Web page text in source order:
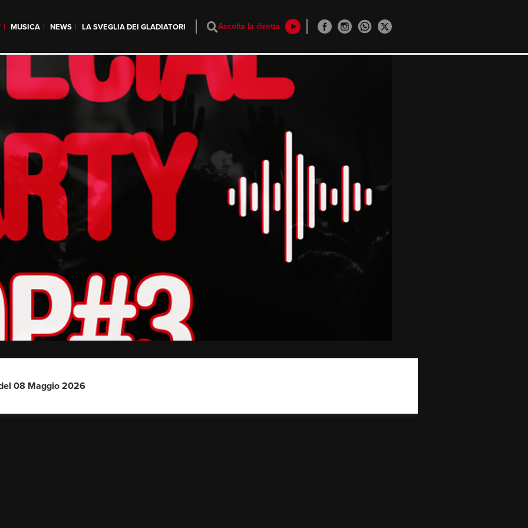
MUSICA NEWS LA SVEGLIA DEI GLADIATORI Ascolta la diretta
08 Maggio 2026